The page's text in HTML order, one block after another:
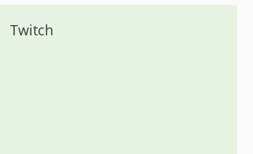
Twitch